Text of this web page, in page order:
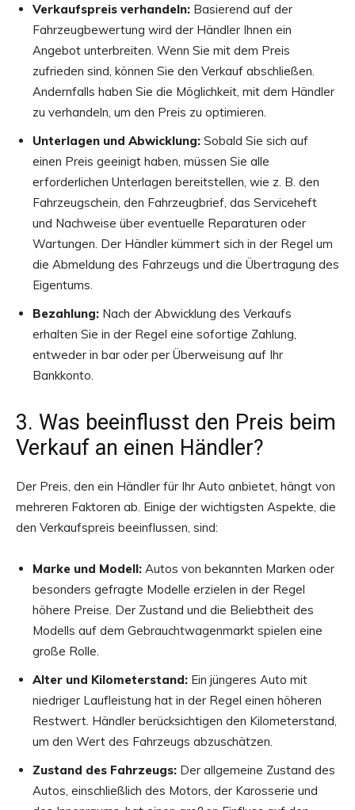
Verkaufspreis verhandeln: Basierend auf der
Fahrzeugbewertung wird der Händler Ihnen ein
Angebot unterbreiten. Wenn Sie mit dem Preis
zufrieden sind, können Sie den Verkauf abschließen.
Andernfalls haben Sie die Möglichkeit, mit dem Händler
zu verhandeln, um den Preis zu optimieren.
Unterlagen und Abwicklung: Sobald Sie sich auf
einen Preis geeinigt haben, müssen Sie alle
erforderlichen Unterlagen bereitstellen, wie z. B. den
Fahrzeugschein, den Fahrzeugbrief, das Serviceheft
und Nachweise über eventuelle Reparaturen oder
Wartungen. Der Händler kümmert sich in der Regel um
die Abmeldung des Fahrzeugs und die Übertragung des
Eigentums.
Bezahlung: Nach der Abwicklung des Verkaufs
erhalten Sie in der Regel eine sofortige Zahlung,
entweder in bar oder per Überweisung auf Ihr
Bankkonto.
3. Was beeinflusst den Preis beim
Verkauf an einen Händler?
Der Preis, den ein Händler für Ihr Auto anbietet, hängt von
mehreren Faktoren ab. Einige der wichtigsten Aspekte, die
den Verkaufspreis beeinflussen, sind:
Marke und Modell: Autos von bekannten Marken oder
besonders gefragte Modelle erzielen in der Regel
höhere Preise. Der Zustand und die Beliebtheit des
Modells auf dem Gebrauchtwagenmarkt spielen eine
große Rolle.
Alter und Kilometerstand: Ein jüngeres Auto mit
niedriger Laufleistung hat in der Regel einen höheren
Restwert. Händler berücksichtigen den Kilometerstand,
um den Wert des Fahrzeugs abzuschätzen.
Zustand des Fahrzeugs: Der allgemeine Zustand des
Autos, einschließlich des Motors, der Karosserie und